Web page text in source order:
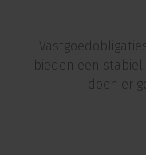
bieden een
doen er